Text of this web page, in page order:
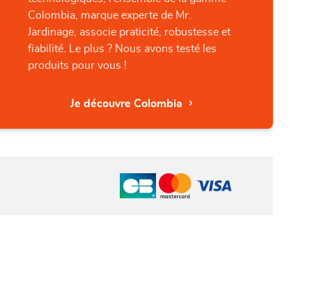
Colombia, marque experte de Mr.
Jardinage, associe praticité, robustesse et
fiabilité. Le plus ? Nous avons testé les
produits pour vous !
Je découvre Colombia